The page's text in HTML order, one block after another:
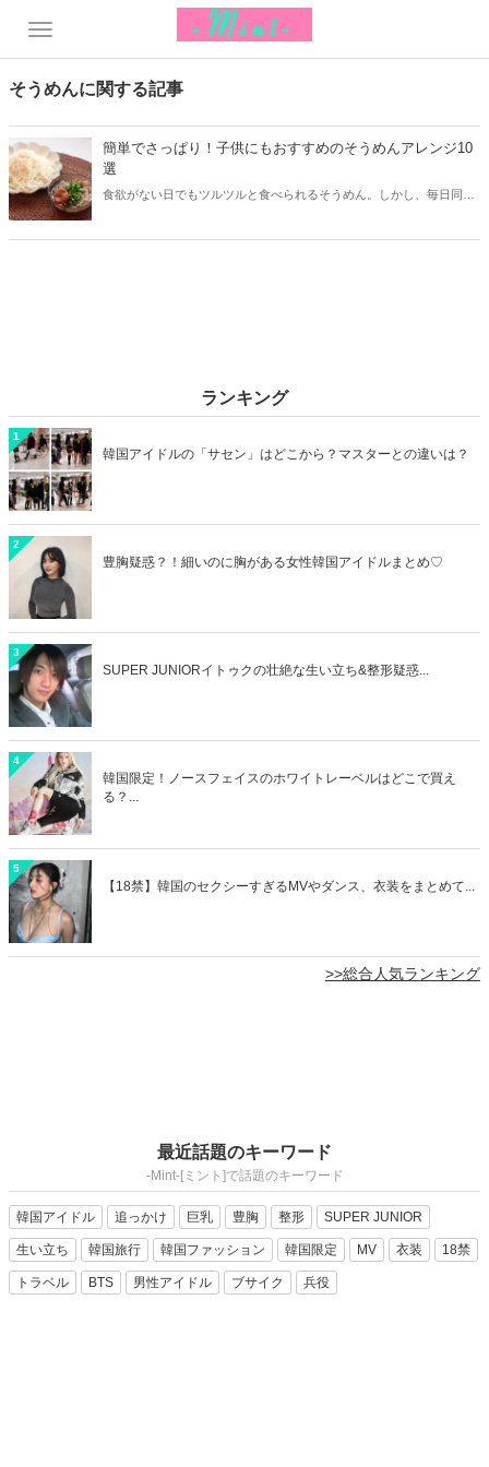
そうめんに関する記事
簡単でさっぱり！子供にもおすすめのそうめんアレンジ10
選
食欲がない日でもツルツルと食べられるそうめん。しかし、毎日同じ
ランキング
1
韓国アイドルの「サセン」はどこから？マスターとの違いは？
2
豊胸疑惑？！細いのに胸がある女性韓国アイドルまとめ♡
3
SUPER JUNIORイトゥクの壮絶な生い立ち&整形疑惑...
4
韓国限定！ノースフェイスのホワイトレーベルはどこで買え
る？...
5
【18禁】韓国のセクシーすぎるMVやダンス、衣装をまとめて...
>>総合人気ランキング
最近話題のキーワード
-Mint-[ミント]で話題のキーワード
韓国アイドル 追っかけ 巨乳 豊胸 整形 SUPER JUNIOR
生い立ち 韓国旅行 韓国ファッション 韓国限定 MV 衣装 18禁
トラベル BTS 男性アイドル ブサイク 兵役